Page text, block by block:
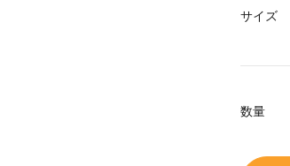
サイズ
数量